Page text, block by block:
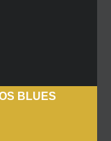
BLUES